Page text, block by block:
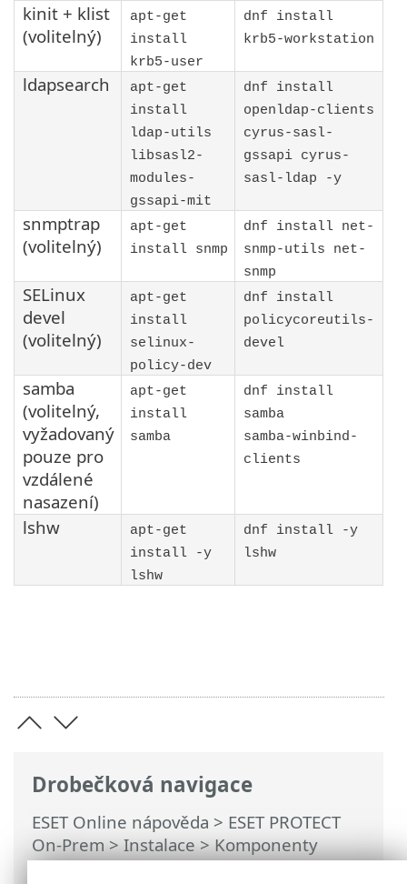
Drobečková navigace
ESET Online nápověda > ESET PROTECT
On-Prem>Instalace>Komponenty
instalované na Linux>Instalace serveru
kinit + klist
(volitelný)
apt-get
install
krb5-user
dnf install
krb5-workstation
ldapsearch
apt-get
install
ldap-utils
libsasl2-
modules-
gssapi-mit
dnf install
openldap-clients
cyrus-sasl-
gssapi cyrus-
sasl-ldap -y
snmptrap
(volitelný)
apt-get
install snmp
dnf install net-
snmp-utils net-
snmp
SELinux
devel
(volitelný)
apt-get
install
selinux-
policy-dev
dnf install
policycoreutils-
devel
samba
(volitelný,
vyžadovaný
pouze pro
vzdálené
nasazení)
apt-get
install
samba
dnf install
samba
samba-winbind-
clients
lshw
apt-get
install -y
lshw
dnf install -y
lshw